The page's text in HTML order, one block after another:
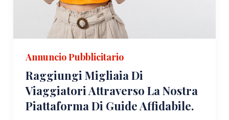
Annuncio Pubblicitario
Raggiungi Migliaia Di
Viaggiatori Attraverso La Nostra
Piattaforma Di Guide Affidabile.